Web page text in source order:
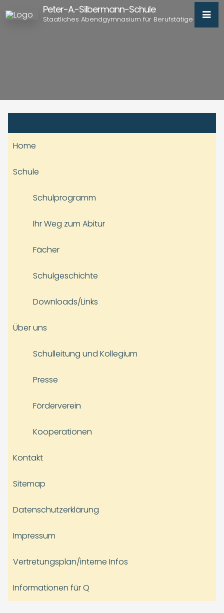
Peter-A.-Silbermann-Schule
Staatliches Abendgymnasium für Berufstätige
Home
Schule
Schulprogramm
Ihr Weg zum Abitur
Fächer
Schulgeschichte
Downloads/Links
Über uns
Schulleitung und Kollegium
Presse
Förderverein
Kooperationen
Kontakt
Sitemap
Datenschutzerklärung
Impressum
Vertretungsplan/interne Infos
Informationen für Q